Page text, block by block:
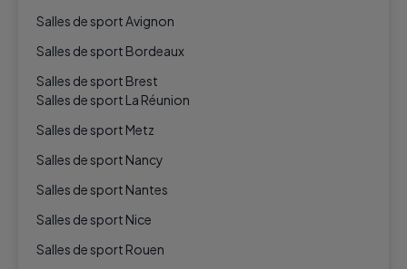
Salles de sport Avignon
Salles de sport Bordeaux
Salles de sport Brest
Salles de sport La Réunion
Salles de sport Metz
Salles de sport Nancy
Salles de sport Nantes
Salles de sport Nice
Salles de sport Rouen